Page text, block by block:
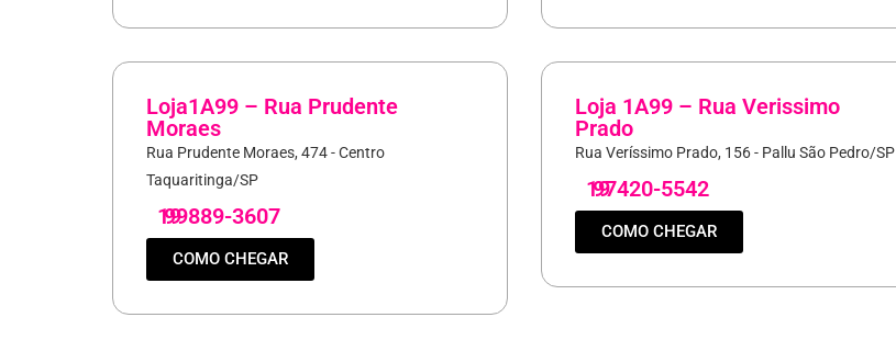
Loja1A99 – Rua Prudente
Moraes
Rua Prudente Moraes, 474 - Centro
Taquaritinga/SP
19
99889-3607
COMO CHEGAR
Loja 1A99 – Rua Verissimo
Prado
Rua Veríssimo Prado, 156 - Pallu São Pedro/SP
19
97420-5542
COMO CHEGAR